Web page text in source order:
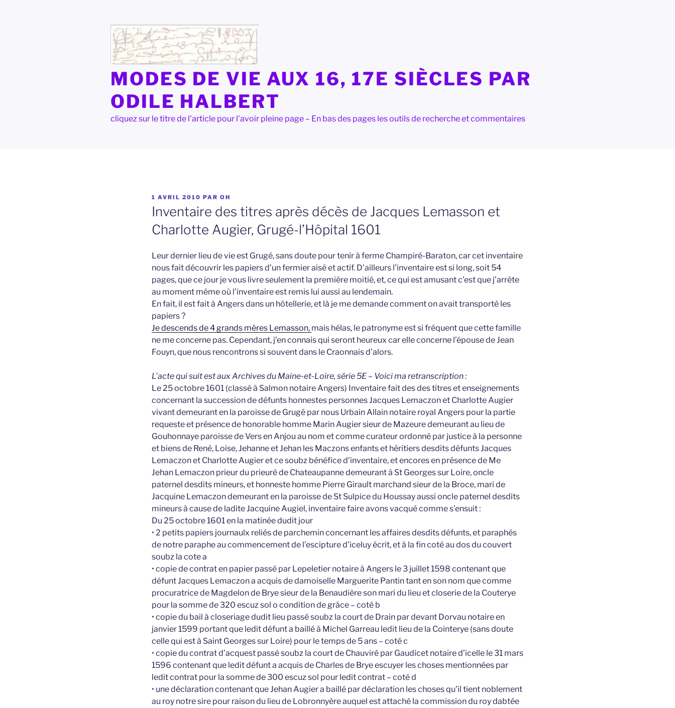
MODES DE VIE AUX 16, 17E SIÈCLES PAR
ODILE HALBERT
cliquez sur le titre de l'article pour l'avoir pleine page – En bas des pages les outils de recherche et commentaires
PUBLIÉ
LE
1 AVRIL 2010 PAR OH
Inventaire des titres après décès de Jacques Lemasson et
Charlotte Augier, Grugé-l’Hôpital 1601
Leur dernier lieu de vie est Grugé, sans doute pour tenir à ferme Champiré-Baraton, car cet inventaire
nous fait découvrir les papiers d’un fermier aisé et actif. D’ailleurs l’inventaire est si long, soit 54
pages, que ce jour je vous livre seulement la première moitié, et, ce qui est amusant c’est que j’arrête
au moment même où l’inventaire est remis lui aussi au lendemain.
En fait, il est fait à Angers dans un hôtellerie, et là je me demande comment on avait transporté les
papiers ?
Je descends de 4 grands mères Lemasson, mais hélas, le patronyme est si fréquent que cette famille
ne me concerne pas. Cependant, j’en connais qui seront heureux car elle concerne l’épouse de Jean
Fouyn, que nous rencontrons si souvent dans le Craonnais d’alors.
L’acte qui suit est aux Archives du Maine-et-Loire, série 5E – Voici ma retranscription :
Le 25 octobre 1601 (classé à Salmon notaire Angers) Inventaire fait des des titres et enseignements
concernant la succession de défunts honnestes personnes Jacques Lemaczon et Charlotte Augier
vivant demeurant en la paroisse de Grugé par nous Urbain Allain notaire royal Angers pour la partie
requeste et présence de honorable homme Marin Augier sieur de Mazeure demeurant au lieu de
Gouhonnaye paroisse de Vers en Anjou au nom et comme curateur ordonné par justice à la personne
et biens de René, Loise, Jehanne et Jehan les Maczons enfants et héritiers desdits défunts Jacques
Lemaczon et Charlotte Augier et ce soubz bénéfice d’inventaire, et encores en présence de Me
Jehan Lemaczon prieur du prieuré de Chateaupanne demeurant à St Georges sur Loire, oncle
paternel desdits mineurs, et honneste homme Pierre Girault marchand sieur de la Broce, mari de
Jacquine Lemaczon demeurant en la paroisse de St Sulpice du Houssay aussi oncle paternel desdits
mineurs à cause de ladite Jacquine Augiel, inventaire faire avons vacqué comme s’ensuit :
Du 25 octobre 1601 en la matinée dudit jour
• 2 petits papiers journaulx reliés de parchemin concernant les affaires desdits défunts, et paraphés
de notre paraphe au commencement de l’escipture d’iceluy écrit, et à la fin coté au dos du couvert
soubz la cote a
• copie de contrat en papier passé par Lepeletier notaire à Angers le 3 juillet 1598 contenant que
défunt Jacques Lemaczon a acquis de damoiselle Marguerite Pantin tant en son nom que comme
procuratrice de Magdelon de Brye sieur de la Benaudière son mari du lieu et closerie de la Couterye
pour la somme de 320 escuz sol o condition de grâce – coté b
• copie du bail à closeriage dudit lieu passé soubz la court de Drain par devant Dorvau notaire en
janvier 1599 portant que ledit défunt a baillé à Michel Garreau ledit lieu de la Cointerye (sans doute
celle qui est à Saint Georges sur Loire) pour le temps de 5 ans – coté c
• copie du contrat d’acquest passé soubz la court de Chauviré par Gaudicet notaire d’icelle le 31 mars
1596 contenant que ledit défunt a acquis de Charles de Brye escuyer les choses mentionnées par
ledit contrat pour la somme de 300 escuz sol pour ledit contrat – coté d
• une déclaration contenant que Jehan Augier a baillé par déclaration les choses qu’il tient noblement
au roy notre sire pour raison du lieu de Lobronnyère auquel est attaché la commission du roy dabtée